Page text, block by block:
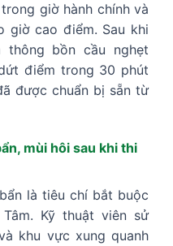
giờ hành chính và
giờ cao điểm. Sau khi
bồn cầu nghẹt
điểm trong 30 phút
được chuẩn bị sẵn từ
mùi hôi sau khi thi
là tiêu chí bắt buộc
Kỹ thuật viên sử
khu vực xung quanh